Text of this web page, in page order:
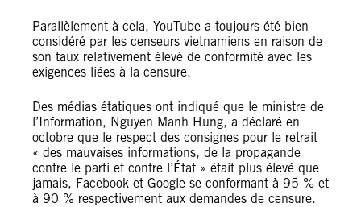
Parallèlement à cela, YouTube a toujours été bien
considéré par les censeurs vietnamiens en raison de
son taux relativement élevé de conformité avec les
exigences liées à la censure.
Des médias étatiques ont indiqué que le ministre de
l’Information, Nguyen Manh Hung, a déclaré en
octobre que le respect des consignes pour le retrait
« des mauvaises informations, de la propagande
contre le parti et contre l’État » était plus élevé que
jamais, Facebook et Google se conformant à 95 % et
à 90 % respectivement aux demandes de censure.